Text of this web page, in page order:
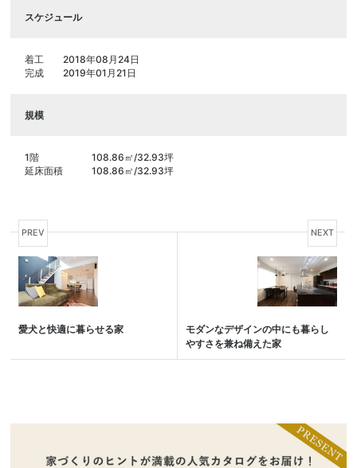
スケジュール
着工
2018年08月24日
完成
2019年01月21日
規模
1階
108.86㎡/32.93坪
延床面積
108.86㎡/32.93坪
PREV
愛犬と快適に暮らせる家
NEXT
モダンなデザインの中にも暮らし
やすさを兼ね備えた家